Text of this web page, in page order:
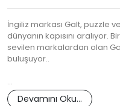
İngiliz markası Galt, puzzle
dünyanın kapısını
sevilen markalardan olan
buluşuyor..
…
Devamını Oku...